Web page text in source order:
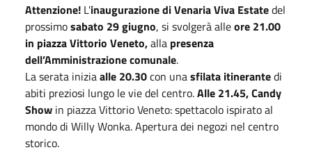
Attenzione! L'inaugurazione di Venaria Viva Estatedel
prossimosabato 29 giugno, si svolgerà alleore 21.00
in piazza Vittorio Veneto,alla presenza
dell’Amministrazione comunale.
La serata iniziaalle 20.30con unasfilata itinerantedi
abiti preziosi lungo le vie del centro.Alle 21.45,Candy
Show in piazza Vittorio Veneto: spettacolo ispirato al
mondo di Willy Wonka. Apertura dei negozi nel centro
storico.